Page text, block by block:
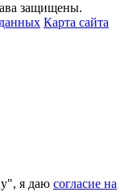
защищены.
Карта сайта
я даю согласие на